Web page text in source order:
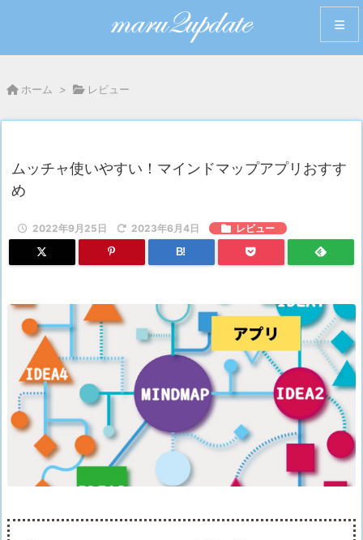
サイド
前へ
ホーム > レビュー
ムッチャ使いやすい！マインドマップアプリおすす
め
2022年9月25日 2023年6月4日
レビュー
B!